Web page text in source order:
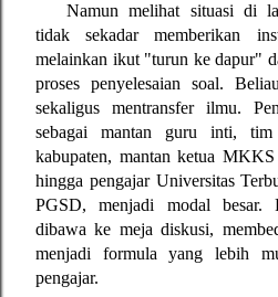
Namun melihat situasi di
tidak sekadar memberikan
melainkan ikut "turun ke dapur"
proses penyelesaian soal.
sekaligus mentransfer ilmu.
sebagai mantan guru inti, tim
kabupaten, mantan ketua
hingga pengajar Universitas
PGSD, menjadi modal besar.
dibawa ke meja diskusi,
menjadi formula yang lebih
pengajar.